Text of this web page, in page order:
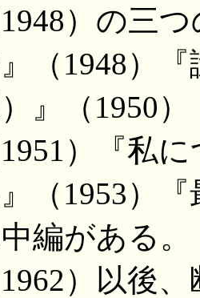
1948）の三
（1948）
』（1950
1951）『私
（1953）
編がある
1962）以後